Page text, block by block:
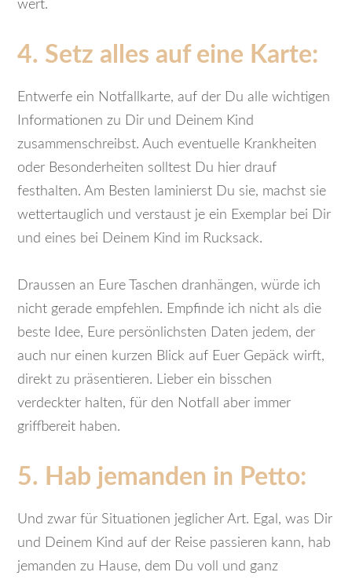
wert.
4. Setz alles auf eine Karte:
Entwerfe ein Notfallkarte, auf der Du alle wichtigen
Informationen zu Dir und Deinem Kind
zusammenschreibst. Auch eventuelle Krankheiten
oder Besonderheiten solltest Du hier drauf
festhalten. Am Besten laminierst Du sie, machst sie
wettertauglich und verstaust je ein Exemplar bei Dir
und eines bei Deinem Kind im Rucksack.
Draussen an Eure Taschen dranhängen, würde ich
nicht gerade empfehlen. Empfinde ich nicht als die
beste Idee, Eure persönlichsten Daten jedem, der
auch nur einen kurzen Blick auf Euer Gepäck wirft,
direkt zu präsentieren. Lieber ein bisschen
verdeckter halten, für den Notfall aber immer
griffbereit haben.
5. Hab jemanden in Petto:
Und zwar für Situationen jeglicher Art. Egal, was Dir
und Deinem Kind auf der Reise passieren kann, hab
jemanden zu Hause, dem Du voll und ganz